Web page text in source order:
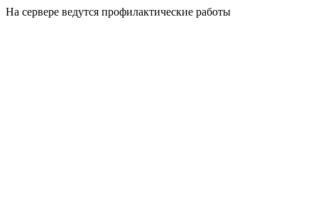
На сервере ведутся профилактические работы